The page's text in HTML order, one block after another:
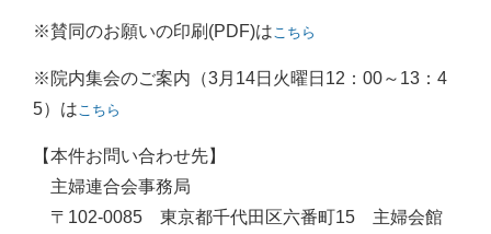
※賛同のお願いの印刷(PDF)はこちら
※院内集会のご案内（3月14日火曜日12：00～13：4
5）はこちら
【本件お問い合わせ先】
主婦連合会事務局
〒102-0085 東京都千代田区六番町15 主婦会館